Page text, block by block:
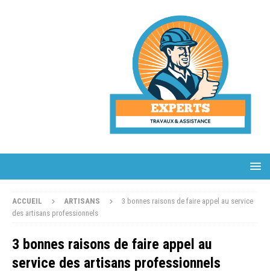
ACCUEIL ARTISANS
3 bonnes raisons de faire appel au service
des artisans professionnels
3 bonnes raisons de faire appel au
service des artisans professionnels